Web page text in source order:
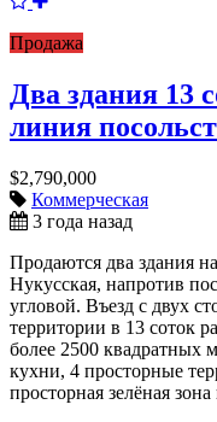
Продажа
Два здания 13
линия
$2,790,000
Коммерческая
3 года назад
Продаются два здания
Нукусская, напротив
угловой. Въезд с двух
территории в 13 соток
более 2500 квадратных
кухни, 4 просторные
просторная зелёная